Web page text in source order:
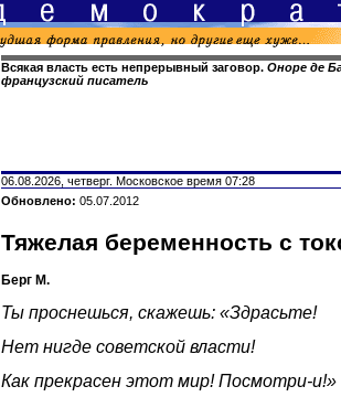
Всякая власть есть непрерывный заговор. Оноре де
французский писатель
06.08.2026, четверг. Московское время 07:28
Обновлено: 05.07.2012
Тяжелая беременность с
Берг М.
Ты проснешься, скажешь: «Здрасьте!
Нет нигде советской власти!
Как прекрасен этот мир! Посмотри-и!»